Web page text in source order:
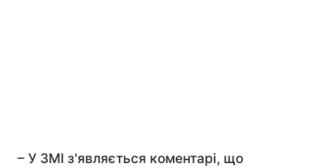
– У ЗМІ з'являється коментарі, що